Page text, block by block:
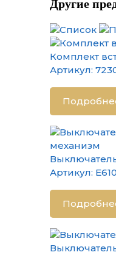
Другие
Комплект
Артикул:
Артикул: